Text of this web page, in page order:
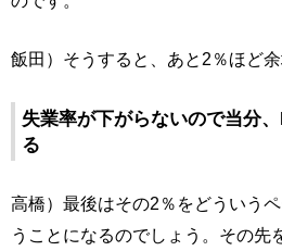
飯田）そうすると、あと2％ほど余
失業率が下がらないので当分
る
高橋）最後はその2％をどういう
うことになるのでしょう。その先